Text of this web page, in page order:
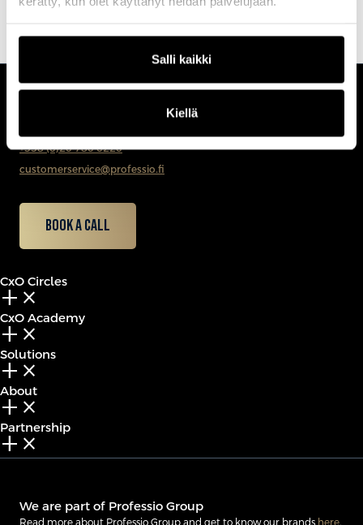
Salli kaikki
Kiellä
+358 (0)20 780 6220
customerservice@professio.fi
Book a call
CxO Circles
add_2 close
CxO Academy
add_2 close
Solutions
add_2 close
About
add_2 close
Partnership
add_2 close
We are part of Professio Group
Read more about Professio Group and get to know our brands here.